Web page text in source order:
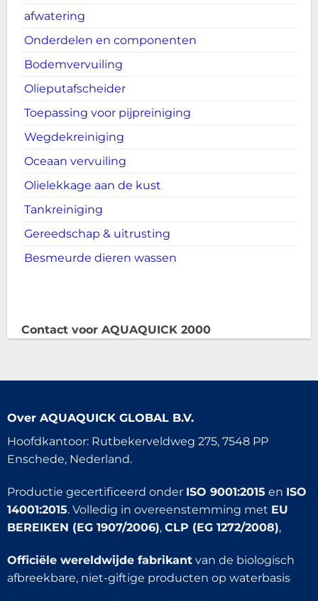
afwatering
Onderdelen en componenten
Bodemvervuiling
Olieputafscheider
Toepassing voor pijpreiniging
Wegdekreiniging
Oceaan vervuiling
Olielekkage aan de kust
Tankreiniging
Gereedschap & uitrusting
Besmeurde dieren wassen
Contact voor AQUAQUICK 2000
Over AQUAQUICK GLOBAL B.V.
Hoofdkantoor: Rutbekerveldweg 275, 7548 PP
Enschede, Nederland.
Productie gecertificeerd onder ISO 9001:2015 en ISO
14001:2015. Volledig in overeenstemming met EU
BEREIKEN (EG 1907/2006), CLP (EG 1272/2008),
Officiële wereldwijde fabrikantvan de biologisch
afbreekbare, niet-giftige producten op waterbasis